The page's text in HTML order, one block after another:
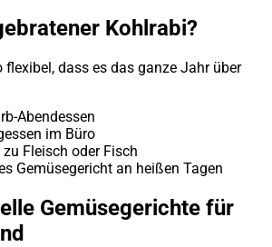
Kohlrabi?
flexibel, dass es das ganze Jahr über
Abendessen
im Büro
Fleisch oder Fisch
Gemüsegericht an heißen Tagen
Gemüsegerichte für